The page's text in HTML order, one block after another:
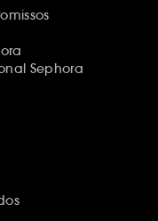
Sephora